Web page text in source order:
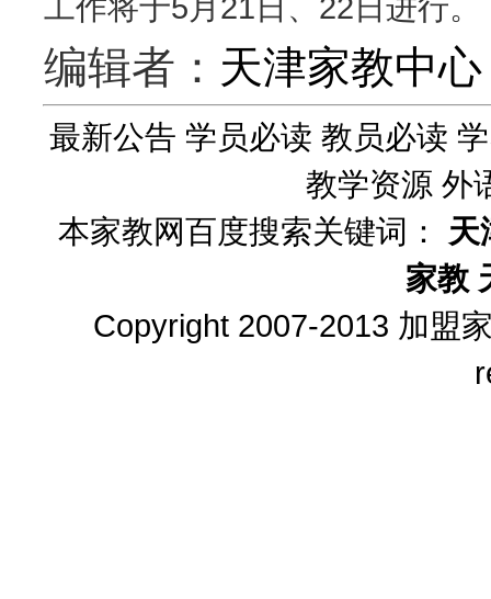
编辑者： 天津家教中心
最新公告 学员必读 教员必读
教学资源 外
本家教网百度搜索关键词： 天
家教
Copyright 2007-2013 加盟